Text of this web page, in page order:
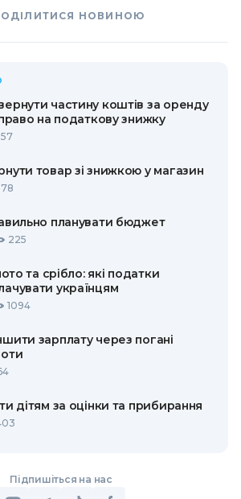
НОВИНОЮ
частину коштів за оренду
на податкову знижку
57
товар зі знижкою у магазин
78
планувати бюджет
225
та срібло: які податки
українцям
1094
зарплату через погані
дітям за оцінки та прибирання
Підпишіться на нас